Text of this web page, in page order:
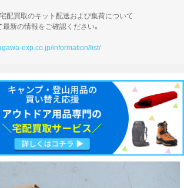
配買取のキット配送および集荷について
新の情報をご確認ください。
exp.co.jp/information/list/